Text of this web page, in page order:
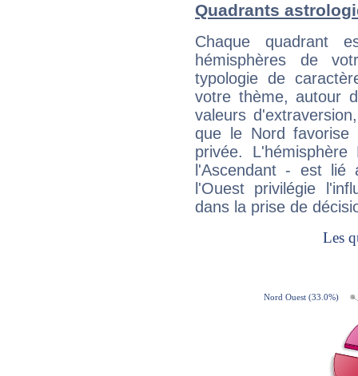
Quadrants
Chaque quadrant
hémisphères de
typologie de
votre thème, autour
valeurs
que le Nord favorise
privée.
l'Ascendant - est
l'Ouest privilégie
dans la prise de